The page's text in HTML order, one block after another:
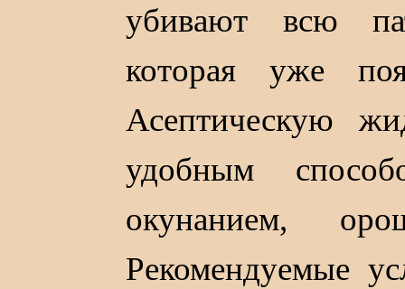
убивают всю
которая уже
Асептическую
удобным
окунанием,
Рекомендуемые